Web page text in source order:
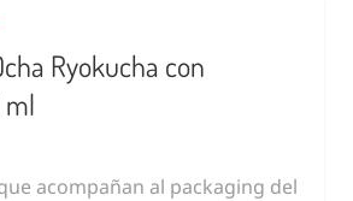
Ryokucha con
ml
acompañan al packaging del